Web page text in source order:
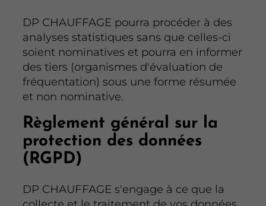
DP CHAUFFAGE pourra procéder à des
analyses statistiques sans que celles-ci
soient nominatives et pourra en informer
des tiers (organismes d'évaluation de
fréquentation) sous une forme résumée
et non nominative.
Règlement général sur la
protection des données
(RGPD)
DP CHAUFFAGE s'engage à ce que la